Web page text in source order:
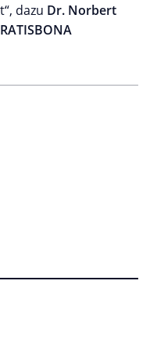
dazu Dr. Norbert